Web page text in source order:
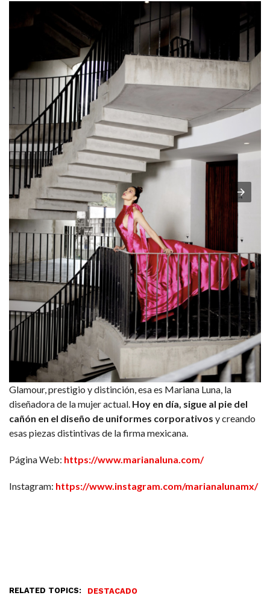
Glamour, prestigio y distinción, esa es Mariana Luna, la
diseñadora de la mujer actual. Hoy en día, sigue al pie del
cañón en el diseño de uniformes corporativos y creando
esas piezas distintivas de la firma mexicana.
Página Web: https://www.marianaluna.com/
Instagram: https://www.instagram.com/marianalunamx/
RELATED TOPICS: DESTACADO